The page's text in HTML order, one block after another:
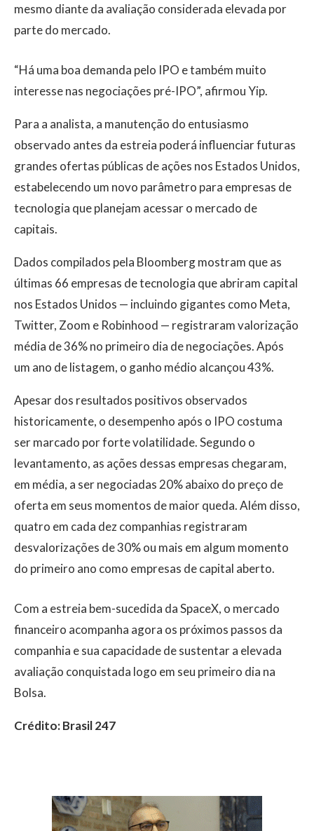
mesmo diante da avaliação considerada elevada por
parte do mercado.
“Há uma boa demanda pelo IPO e também muito
interesse nas negociações pré-IPO”, afirmou Yip.
Para a analista, a manutenção do entusiasmo
observado antes da estreia poderá influenciar futuras
grandes ofertas públicas de ações nos Estados Unidos,
estabelecendo um novo parâmetro para empresas de
tecnologia que planejam acessar o mercado de
capitais.
Dados compilados pela Bloomberg mostram que as
últimas 66 empresas de tecnologia que abriram capital
nos Estados Unidos — incluindo gigantes como Meta,
Twitter, Zoom e Robinhood — registraram valorização
média de 36% no primeiro dia de negociações. Após
um ano de listagem, o ganho médio alcançou 43%.
Apesar dos resultados positivos observados
historicamente, o desempenho após o IPO costuma
ser marcado por forte volatilidade. Segundo o
levantamento, as ações dessas empresas chegaram,
em média, a ser negociadas 20% abaixo do preço de
oferta em seus momentos de maior queda. Além disso,
quatro em cada dez companhias registraram
desvalorizações de 30% ou mais em algum momento
do primeiro ano como empresas de capital aberto.
Com a estreia bem-sucedida da SpaceX, o mercado
financeiro acompanha agora os próximos passos da
companhia e sua capacidade de sustentar a elevada
avaliação conquistada logo em seu primeiro dia na
Bolsa.
Crédito: Brasil 247